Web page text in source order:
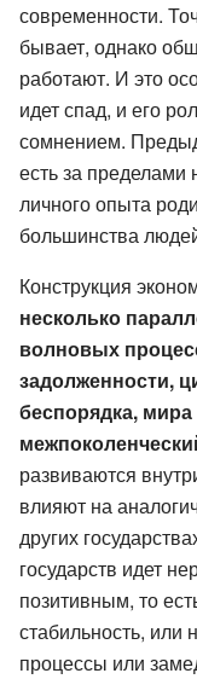
современности.
бывает, однако
работают. И это
идет спад, и его
сомнением.
есть за пределами
личного опыта
большинства
Конструкция
несколько
волновых
задолженности,
беспорядка,
развиваются
влияют на
других
государств идет
позитивным, то
стабильность, или
процессы или